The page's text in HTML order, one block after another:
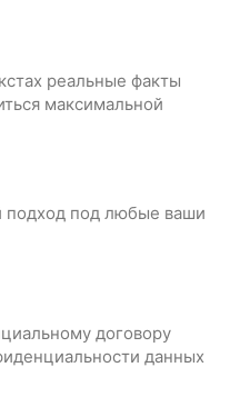
реальные факты
максимальной
подход под любые ваши
договору
данных